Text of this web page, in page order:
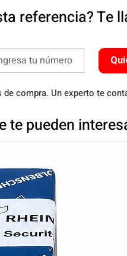
referencia? Te
compra. Un experto te
te pueden